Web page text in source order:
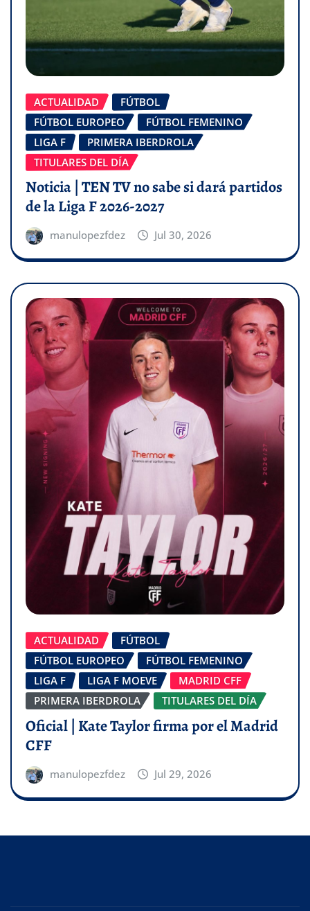
ACTUALIDAD
FÚTBOL
FÚTBOL EUROPEO
FÚTBOL FEMENINO
LIGA F
PRIMERA IBERDROLA
TITULARES DEL DÍA
Noticia | TEN TV no sabe si dará partidos
de la Liga F 2026-2027
manulopezfdez Jul 30, 2026
ACTUALIDAD
FÚTBOL
FÚTBOL EUROPEO
FÚTBOL FEMENINO
LIGA F
LIGA F MOEVE
MADRID CFF
PRIMERA IBERDROLA
TITULARES DEL DÍA
Oficial | Kate Taylor firma por el Madrid
CFF
manulopezfdez Jul 29, 2026